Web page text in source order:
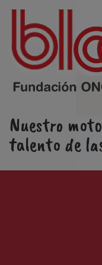
Pasar al contenido
Nuestro
talento de